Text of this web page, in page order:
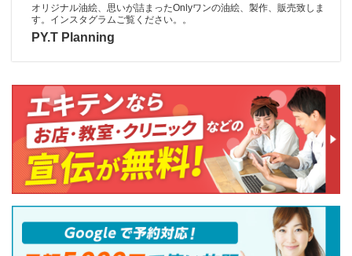
オリジナル油絵、思いが詰まったOnlyワンの油絵、製作、販売致しま
す。インスタグラムご覧ください。。
PY.T Planning